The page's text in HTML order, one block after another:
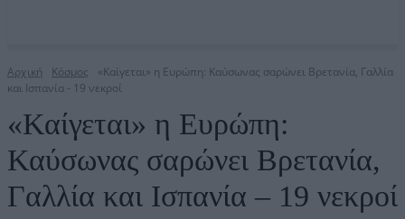
Αρχική Κόσμος
«Καίγεται» η Ευρώπη: Καύσωνας σαρώνει Βρετανία, Γαλλία
και Ισπανία - 19 νεκροί
«Καίγεται» η Ευρώπη:
Καύσωνας σαρώνει Βρετανία,
Γαλλία και Ισπανία – 19 νεκροί